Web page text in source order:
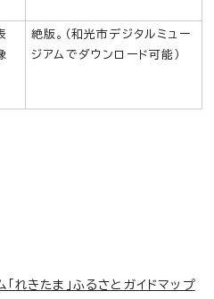
絶版。（和光市デジタルミュー
ジアムでダウンロード可能）
れきたま」ふるさとガイドマップ